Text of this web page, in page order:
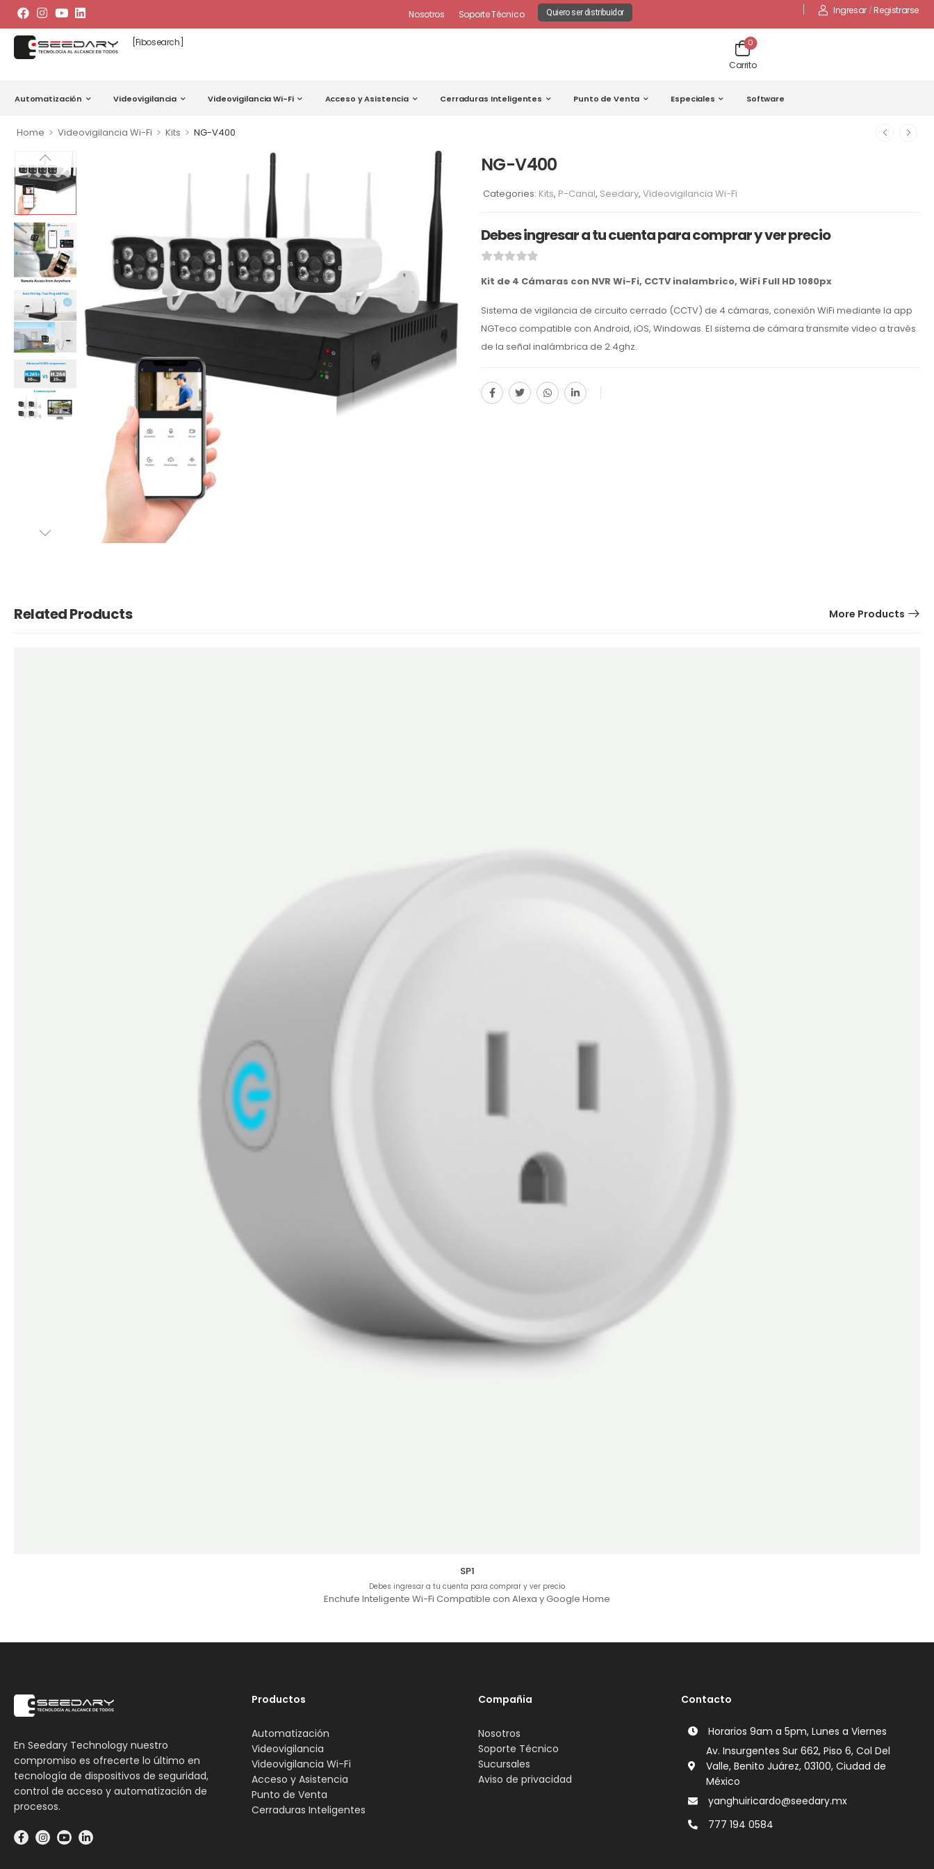
Nosotros Soporte Técnico Quiero ser distribuidor Ingresar /Registrarse
[fibosearch]
Carrito
0
Automatización Videovigilancia Videovigilancia Wi-Fi Acceso y Asistencia Cerraduras Inteligentes Punto de Venta Especiales Software
Home > Videovigilancia Wi-Fi > Kits > NG-V400
NG-V400
Categories: Kits, P-Canal, Seedary, Videovigilancia Wi-Fi
Debes ingresar a tu cuenta para comprar y ver precio
Kit de 4 Cámaras con NVR Wi-Fi, CCTV inalambrico, WiFi Full HD 1080px
Sistema de vigilancia de circuito cerrado (CCTV) de 4 cámaras, conexión WiFi mediante la app
NGTeco compatible con Android, iOS, Windowas. El sistema de cámara transmite video a través
de la señal inalámbrica de 2.4ghz.
Related Products More Products
SP1
Debes ingresar a tu cuenta para comprar y ver precio
Enchufe Inteligente Wi-Fi Compatible con Alexa y Google Home
En Seedary Technology nuestro
compromiso es ofrecerte lo último en
tecnología de dispositivos de seguridad,
control de acceso y automatización de
procesos.
Productos
Automatización
Videovigilancia
Videovigilancia Wi-Fi
Acceso y Asistencia
Punto de Venta
Cerraduras Inteligentes
Compañia
Nosotros
Soporte Técnico
Sucursales
Aviso de privacidad
Contacto
Horarios 9am a 5pm, Lunes a Viernes
Av. Insurgentes Sur 662, Piso 6, Col Del
Valle, Benito Juárez, 03100, Ciudad de
México
yanghuiricardo@seedary.mx
777 194 0584